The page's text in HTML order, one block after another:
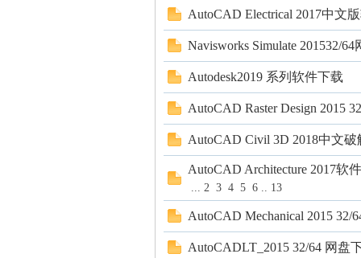
AutoCAD Electrical 2017中文
Navisworks Simulate 201532/
Autodesk2019 系列软件下载
AutoCAD Raster Design 2015
AutoCAD Civil 3D 2018中文
AutoCAD Architecture 2017软
... 2 3 4 5 6 .. 13
AutoCAD Mechanical 2015
AutoCADLT_2015 32/64 网盘